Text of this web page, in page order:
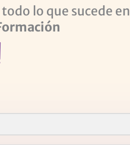
lo que sucede en